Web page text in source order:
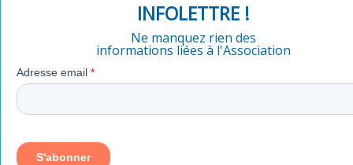
INFOLETTRE !
Ne manquez rien des
informations liées à l'Association